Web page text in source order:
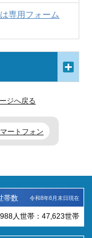
専用フォーム
ジへ戻る
ートフォン
帯数 令和8年6月末日現在
人 世帯： 47,623世帯